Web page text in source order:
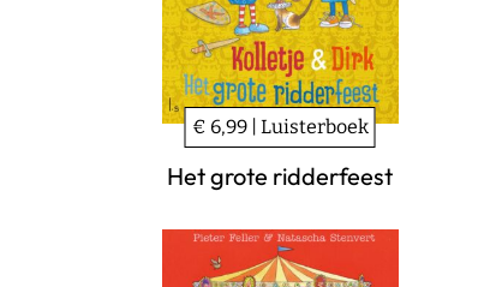
€ 6,99 | Luisterboek
Het grote ridderfeest